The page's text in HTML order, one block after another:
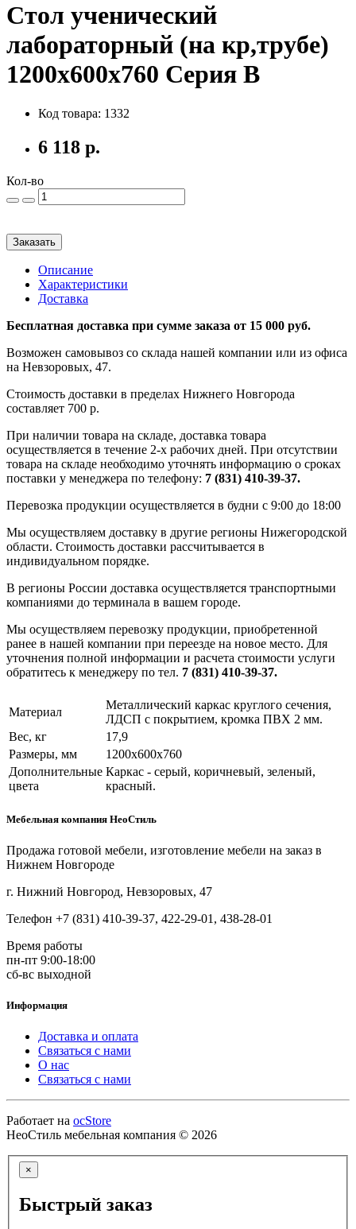
Стол ученический
лабораторный (на кр,трубе)
1200х600х760 Серия В
Код товара: 1332
6 118 р.
Кол-во
Заказать
Описание
Характеристики
Доставка
Бесплатная доставка при сумме заказа от 15 000 руб.
Возможен самовывоз со склада нашей компании или из офиса
на Невзоровых, 47.
Стоимость доставки в пределах Нижнего Новгорода
составляет 700 р.
При наличии товара на складе, доставка товара
осуществляется в течение 2-х рабочих дней. При отсутствии
товара на складе необходимо уточнять информацию о сроках
поставки у менеджера по телефону: 7 (831) 410-39-37.
Перевозка продукции осуществляется в будни с 9:00 до 18:00
Мы осуществляем доставку в другие регионы Нижегородской
области. Стоимость доставки рассчитывается в
индивидуальном порядке.
В регионы России доставка осуществляется транспортными
компаниями до терминала в вашем городе.
Мы осуществляем перевозку продукции, приобретенной
ранее в нашей компании при переезде на новое место. Для
уточнения полной информации и расчета стоимости услуги
обратитесь к менеджеру по тел. 7 (831) 410-39-37.
Материал
Металлический каркас круглого сечения,
ЛДСП с покрытием, кромка ПВХ 2 мм.
Вес, кг
17,9
Размеры, мм
1200х600х760
Дополнительные
цвета
Каркас - серый, коричневый, зеленый,
красный.
Мебельная компания НеоСтиль
Продажа готовой мебели, изготовление мебели на заказ в
Нижнем Новгороде
г. Нижний Новгород, Невзоровых, 47
Телефон +7 (831) 410-39-37, 422-29-01, 438-28-01
Время работы
пн-пт 9:00-18:00
сб-вс выходной
Информация
Доставка и оплата
Связаться с нами
О нас
Связаться с нами
Работает на ocStore
НеоСтиль мебельная компания © 2026
×
Быстрый заказ